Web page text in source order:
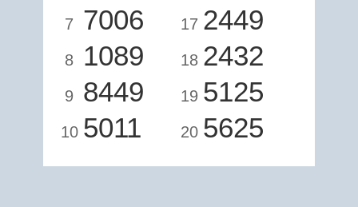
7 7006
8 1089
9 8449
10 5011
17 2449
18 2432
19 5125
20 5625